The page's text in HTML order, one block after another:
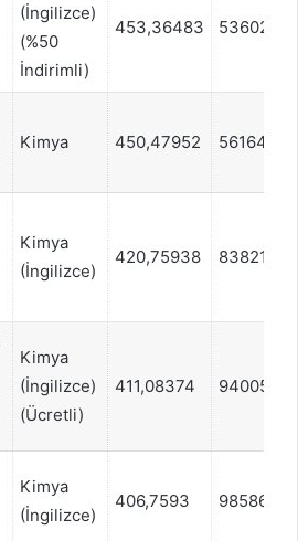
(İngilizce)
(%50
İndirimli)
453,36483 53602
Kimya 450,47952 56164
Kimya
(İngilizce)
420,75938 83821
Kimya
(İngilizce)
(Ücretli)
411,08374 94005
Kimya
(İngilizce)
406,7593 98586